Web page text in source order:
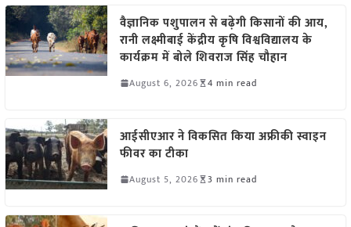
वैज्ञानिक पशुपालन से बढ़ेगी किसानों की आय,
रानी लक्ष्मीबाई केंद्रीय कृषि विश्वविद्यालय के
कार्यक्रम में बोले शिवराज सिंह चौहान
August 6, 2026 4 min read
आईसीएआर ने विकसित किया अफ्रीकी स्वाइन
फीवर का टीका
August 5, 2026 3 min read